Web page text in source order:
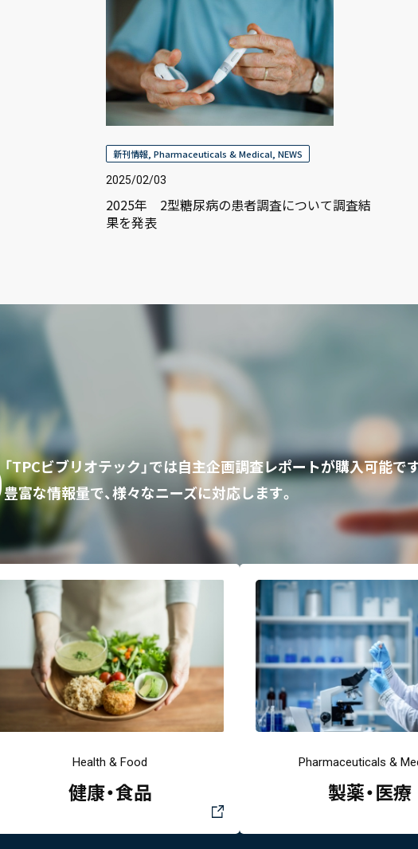
新刊情報 Pharmaceuticals & Medical NEWS
2025/02/03
2025年 2型糖尿病の患者調査について調査結
果を発表
「TPCビブリオテック」では自主企画調査レポートが購入可能で
豊富な情報量で、様々なニーズに対応します。
Health & Food
健康・食品
Pharmaceuticals &
製薬・医療